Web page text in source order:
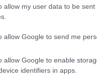
allow my user data to be
allow Google to send me
allow Google to enable
identifiers in apps.
incredibile, ma
drammatiche?<\/
la villetta di Cogne,
Messa all’asta con
come il mercato